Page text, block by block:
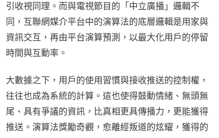
引收視同理。而與電視節目的「中立廣播」邏輯不
同，互聯網媒介平台中的演算法的底層邏輯是用家與
資訊交互，再由平台演算預測，以最大化用戶的停留
時間與互動率。
大數據之下，用戶的使用習慣與接收推送的控制權，
往往也成為系統的計算。這也使得鼓動情緒、無頭無
尾、具有爭議的資訊，比真相更具傳播力，更能獲得
推送。演算法獎勵奇觀，愈離經叛道的炫耀，獲得的